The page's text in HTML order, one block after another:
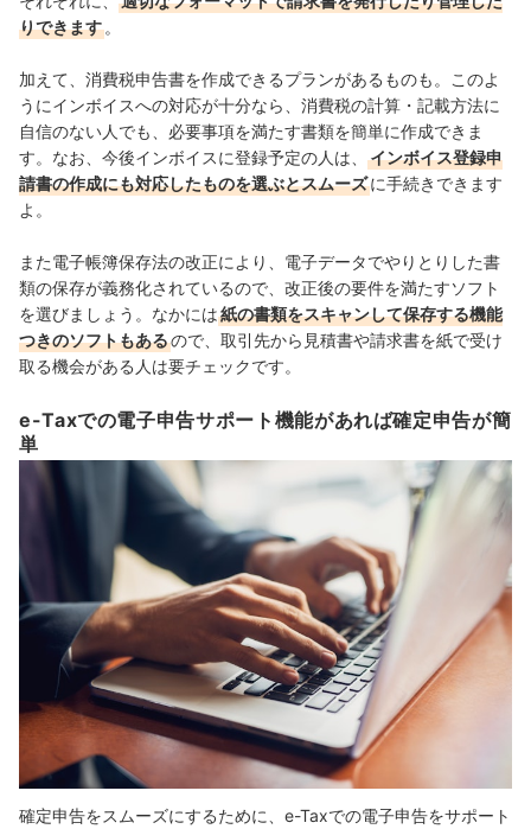
りできます 。
加えて、消費税申告書を作成できるプランがあるものも。
このよ
うにインボイスへの対応が十分なら、消費税の計算・記載方法に
自信のない人でも、必要事項を満たす書類を簡単に作成できま
す。 なお、今後インボイスに登録予定の人は、
インボイス登録申
請書の作成にも対応したものを選ぶとスムーズに手続きできます
よ。
また電子帳簿保存法の改正により、電子データでやりとりした書
類の保存が義務化されているので、改正後の要件を満たすソフト
を選びましょう。なかには紙の書類をスキャンして保存する機能
つきのソフトもあるので、取引先から見積書や請求書を紙で受け
取る機会がある人は要チェックです。
e-Taxでの電子申告サポート機能があれば確定申告が簡
単
確定申告をスムーズにするために、e-Taxでの電子申告をサポート